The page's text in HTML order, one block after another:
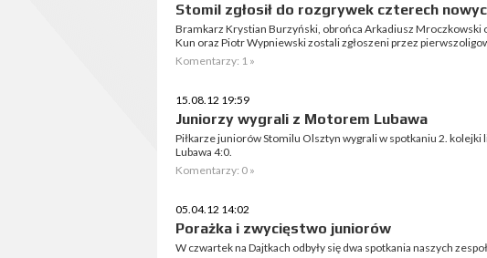
Stomil zgłosił do rozgrywek czterech
Bramkarz Krystian Burzyński, obrońca Arkadiusz Mroczkowski
Kun oraz Piotr Wypniewski zostali zgłoszeni przez
Komentarzy: 1 »
15.08.12 19:59
Juniorzy wygrali z Motorem Lubawa
Piłkarze juniorów Stomilu Olsztyn wygrali w spotkaniu 2.
Lubawa 4:0.
Komentarzy: 0 »
05.04.12 14:02
Porażka i zwycięstwo juniorów
W czwartek na Dajtkach odbyły się dwa spotkania naszych